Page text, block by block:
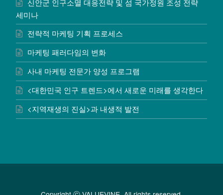
신안군 인구소멸 대응전략 및 섬 국가정원 조성 전략
세미나
전략적 마케팅 기획 프로세스
마케팅 패러다임의 변화
사내 마케팅 전문가 양성 프로그램
<대한민국 인구 트렌드>에서 새로운 미래를 생각한다
<지역재생의 진실>과 내생적 발전